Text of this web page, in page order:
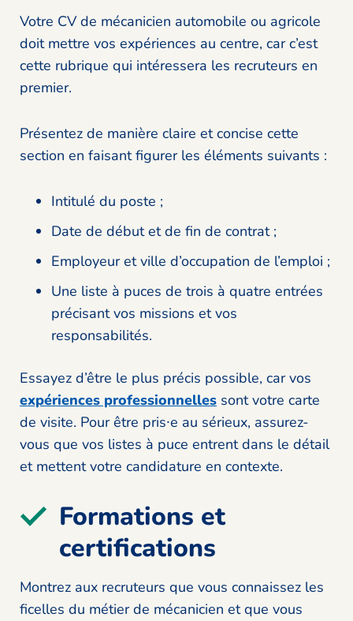
Votre CV de mécanicien automobile ou agricole
doit mettre vos expériences au centre, car c’est
cette rubrique qui intéressera les recruteurs en
premier.
Présentez de manière claire et concise cette
section en faisant figurer les éléments suivants :
Intitulé du poste ;
Date de début et de fin de contrat ;
Employeur et ville d’occupation de l’emploi ;
Une liste à puces de trois à quatre entrées
précisant vos missions et vos
responsabilités.
Essayez d’être le plus précis possible, car vos
expériences professionnelles sont votre carte
de visite. Pour être pris⸱e au sérieux, assurez-
vous que vos listes à puce entrent dans le détail
et mettent votre candidature en contexte.
Formations et
certifications
Montrez aux recruteurs que vous connaissez les
ficelles du métier de mécanicien et que vous